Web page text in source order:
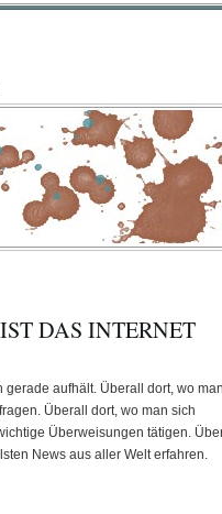
DAS INTERNET
gerade aufhält. Überall dort, wo
Überall dort, wo man sich
Überweisungen tätigen.
News aus aller Welt erfahren.